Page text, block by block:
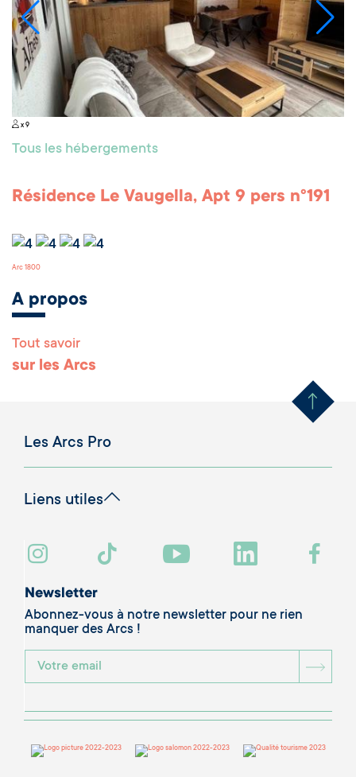
x 9
Tous les hébergements
Résidence Le Vaugella, Apt 9 pers n°191
Arc 1800
A propos
Tout savoir
sur les Arcs Remonter
Les Arcs Pro
Liens utiles
Newsletter
Abonnez-vous à notre newsletter pour ne rien
manquer des Arcs !